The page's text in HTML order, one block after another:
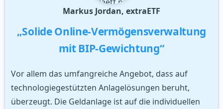
Markus Jordan, extraETF
„Solide Online-Vermögensverwaltung
mit BIP-Gewichtung“
Vor allem das umfangreiche Angebot, dass auf
technologiegestützten Anlagelösungen beruht,
überzeugt. Die Geldanlage ist auf die individuellen